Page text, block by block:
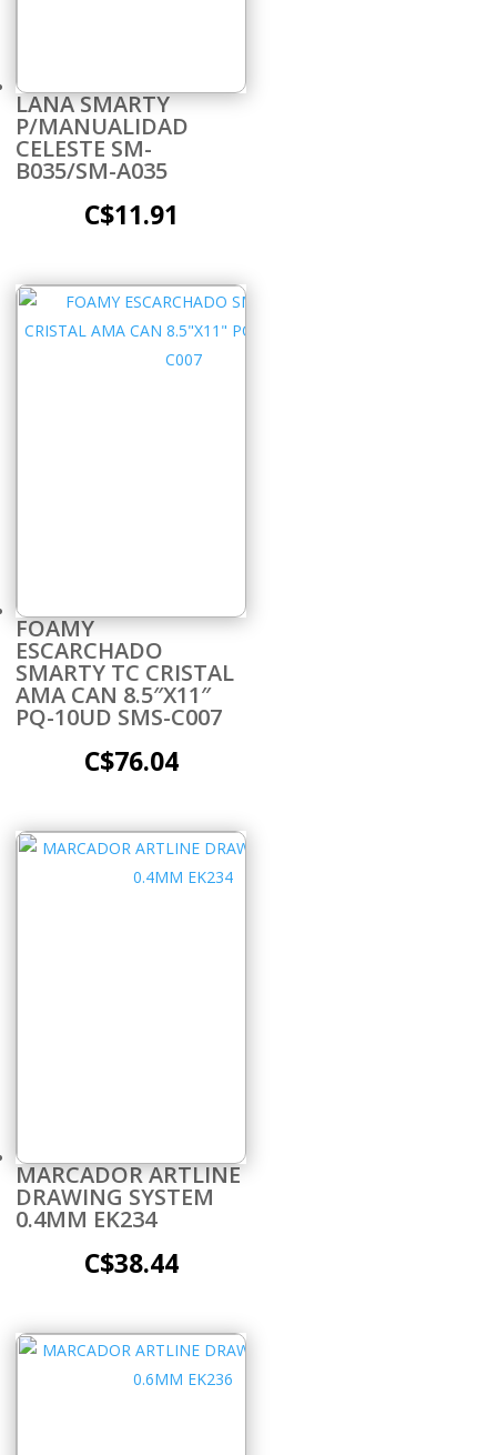
LANA SMARTY
P/MANUALIDAD
CELESTE SM-
B035/SM-A035
C$11.91
FOAMY
ESCARCHADO
SMARTY TC CRISTAL
AMA CAN 8.5″X11″
PQ-10UD SMS-C007
C$76.04
MARCADOR ARTLINE
DRAWING SYSTEM
0.4MM EK234
C$38.44